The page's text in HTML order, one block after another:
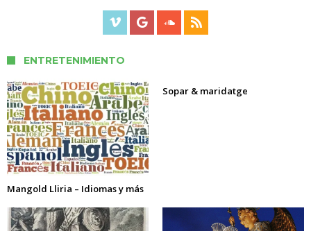
ENTRETENIMIENTO
Mangold Lliria – Idiomas y más
Sopar & maridatge